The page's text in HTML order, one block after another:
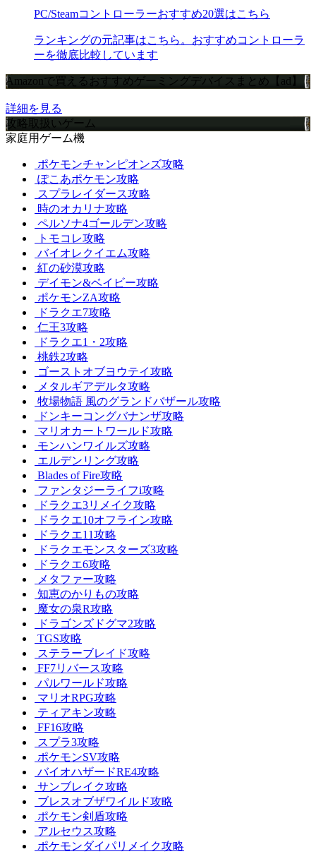
PC/Steamコントローラーおすすめ20選はこちら
ランキングの元記事はこちら。おすすめコントローラ
ーを徹底比較しています
Amazonで買えるおすすめゲーミングデバイスまとめ【ad】
詳細を見る
攻略取扱いゲーム
家庭用ゲーム機
ポケモンチャンピオンズ攻略
ぽこあポケモン攻略
スプラレイダース攻略
時のオカリナ攻略
ペルソナ4ゴールデン攻略
トモコレ攻略
バイオレクイエム攻略
紅の砂漠攻略
デイモン&ベイビー攻略
ポケモンZA攻略
ドラクエ7攻略
仁王3攻略
ドラクエ1・2攻略
桃鉄2攻略
ゴーストオブヨウテイ攻略
メタルギアデルタ攻略
牧場物語 風のグランドバザール攻略
ドンキーコングバナンザ攻略
マリオカートワールド攻略
モンハンワイルズ攻略
エルデンリング攻略
Blades of Fire攻略
ファンタジーライフi攻略
ドラクエ3リメイク攻略
ドラクエ10オフライン攻略
ドラクエ11攻略
ドラクエモンスターズ3攻略
ドラクエ6攻略
メタファー攻略
知恵のかりもの攻略
魔女の泉R攻略
ドラゴンズドグマ2攻略
TGS攻略
ステラーブレイド攻略
FF7リバース攻略
パルワールド攻略
マリオRPG攻略
ティアキン攻略
FF16攻略
スプラ3攻略
ポケモンSV攻略
バイオハザードRE4攻略
サンブレイク攻略
ブレスオブザワイルド攻略
ポケモン剣盾攻略
アルセウス攻略
ポケモンダイパリメイク攻略